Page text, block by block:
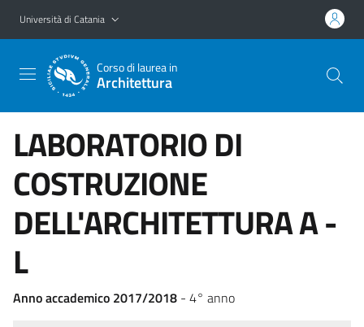
Vai al contenuto principale
Vai al menu di navigazione
Università di Catania
Corso di laurea in
Architettura
LABORATORIO DI
COSTRUZIONE
DELL'ARCHITETTURA A -
L
Anno accademico 2017/2018 - 4° anno